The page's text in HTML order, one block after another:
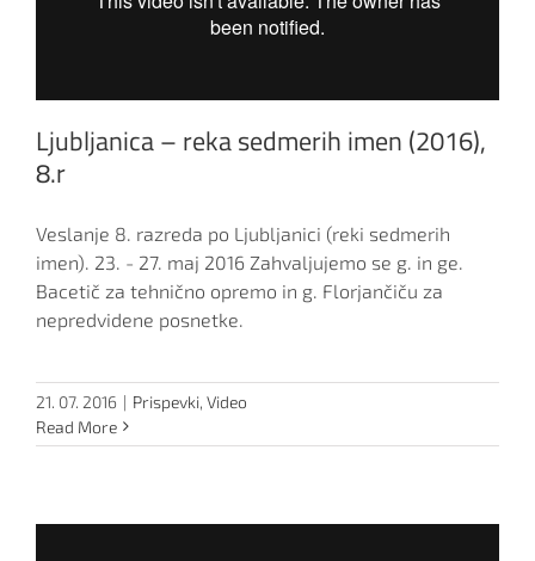
Ljubljanica – reka sedmerih imen (2016),
8.r
Veslanje 8. razreda po Ljubljanici (reki sedmerih
imen). 23. - 27. maj 2016 Zahvaljujemo se g. in ge.
Bacetič za tehnično opremo in g. Florjančiču za
nepredvidene posnetke.
21. 07. 2016 | Prispevki, Video
Read More